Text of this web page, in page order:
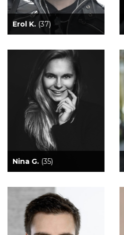
Erol K. (37)
Nina G. (35)